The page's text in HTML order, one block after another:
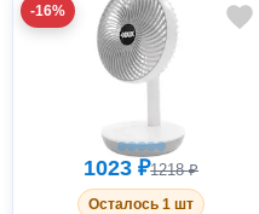
-16%
1023 ₽1218 ₽
Осталось 1 шт